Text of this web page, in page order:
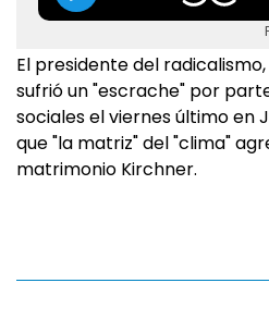
El presidente del
sufrió un "escrache" por
sociales el viernes último en
que "la matriz" del "clima"
matrimonio Kirchner.